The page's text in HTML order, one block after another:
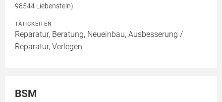
98544 Liebenstein)
TÄTIGKEITEN
Reparatur, Beratung, Neueinbau, Ausbesserung /
Reparatur, Verlegen
BSM